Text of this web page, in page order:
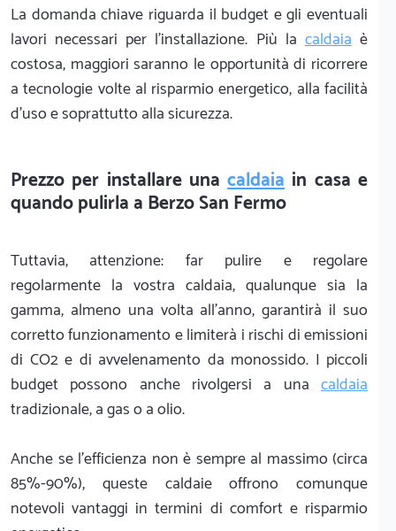
La domanda chiave riguarda il budget e gli eventuali
lavori necessari per l'installazione. Più lacaldaiaè
costosa, maggiori saranno le opportunità di ricorrere
a tecnologie volte al risparmio energetico, alla facilità
d'uso e soprattutto alla sicurezza.
Prezzo per installare unacaldaiain casa e
quando pulirla a Berzo San Fermo
Tuttavia, attenzione: far pulire e regolare
regolarmente la vostra caldaia, qualunque sia la
gamma, almeno una volta all'anno, garantirà il suo
corretto funzionamento e limiterà i rischi di emissioni
di CO2 e di avvelenamento da monossido. I piccoli
budget possono anche rivolgersi a una caldaia
tradizionale, a gas o a olio.
Anche se l'efficienza non è sempre al massimo (circa
85%-90%), queste caldaie offrono comunque
notevoli vantaggi in termini di comfort e risparmio